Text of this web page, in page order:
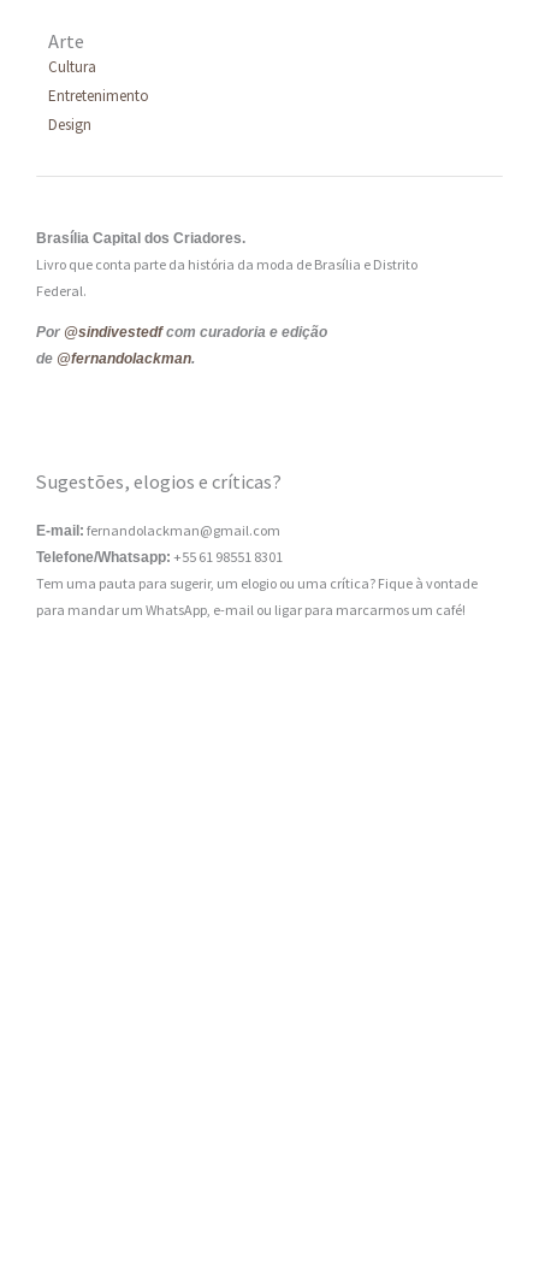
Arte
Cultura
Entretenimento
Design
Brasília Capital dos Criadores.
Livro que conta parte da história da moda de Brasília e Distrito
Federal.
Por @sindivestedfcom curadoria e edição
de @fernandolackman.
Sugestões, elogios e críticas?
E-mail: fernandolackman@gmail.com
Telefone/Whatsapp: +55 61 98551 8301
Tem uma pauta para sugerir, um elogio ou uma crítica? Fique à vontade
para mandar um WhatsApp, e-mail ou ligar para marcarmos um café!